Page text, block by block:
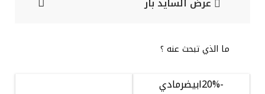
-20% ابيضرمادي